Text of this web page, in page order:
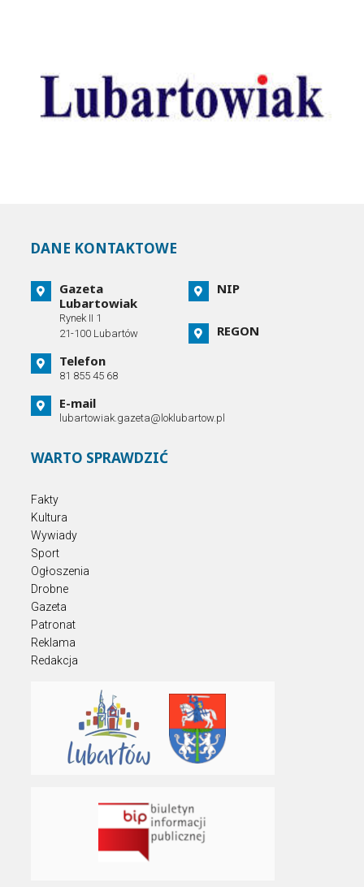
DANE KONTAKTOWE
Gazeta
Lubartowiak
Rynek II 1
21-100 Lubartów
Telefon
81 855 45 68
E-mail
lubartowiak.gazeta@loklubartow.pl
NIP
REGON
WARTO SPRAWDZIĆ
Fakty
Kultura
Wywiady
Sport
Ogłoszenia
Drobne
Gazeta
Patronat
Reklama
Redakcja